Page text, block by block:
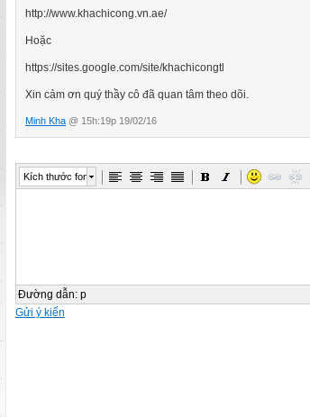
http://www.khachicong.vn.ae/
Hoặc
https://sites.google.com/site/khachicongtl
Xin cảm ơn quý thầy cô đã quan tâm theo dõi.
Minh Kha @ 15h:19p 19/02/16
Kích thước font
Đường dẫn: p
Gửi ý kiến